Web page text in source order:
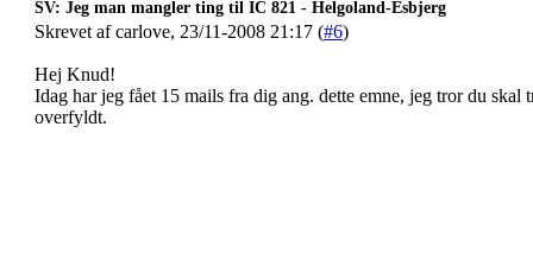
SV: Jeg man mangler ting til IC 821 - Helgoland-Esbjerg
Skrevet af carlove, 23/11-2008 21:17 (#6)
Hej Knud!
Idag har jeg fået 15 mails fra dig ang. dette emne, jeg tror du
overfyldt.